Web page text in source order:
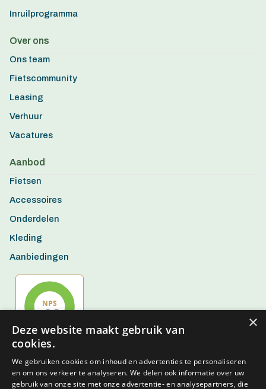
Inruilprogramma
Over ons
Ons team
Fietscommunity
Leasing
Verhuur
Vacatures
Aanbod
Fietsen
Accessoires
Onderdelen
Kleding
Aanbiedingen
×
Deze website maakt gebruik van
cookies.
We gebruiken cookies om inhoud en advertenties te personaliseren
en om ons verkeer te analyseren. We delen ook informatie over uw
gebruik van onze site met onze advertentie- en analysepartners, die